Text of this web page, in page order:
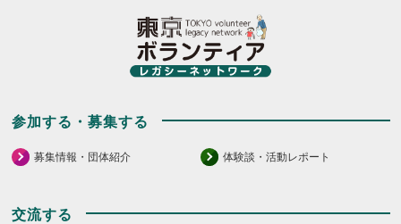
参加する・募集する
募集情報・団体紹介 体験談・活動レポート
交流する